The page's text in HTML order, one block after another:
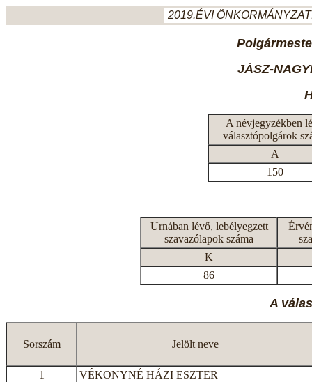
2019.ÉVI
JÁSZ-
A névjegyzékben
választópolgárok
A
150
Urnában lévő, lebélyegzett
szavazólapok száma
K
86
A
Sorszám Jelölt neve
1
VÉKONYNÉ HÁZI ESZTER